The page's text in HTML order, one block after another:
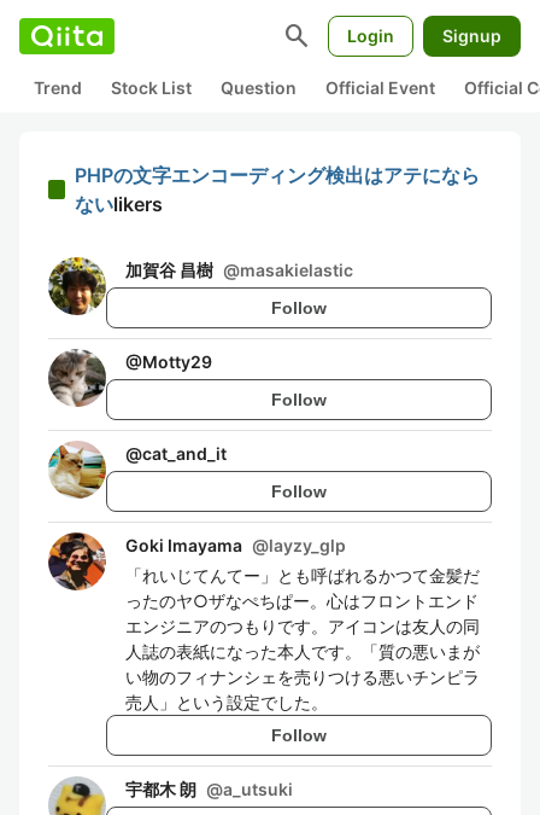
search Login Signup
Trend Stock List Question Official Event Official
PHPの文字エンコーディング検出はアテになら
ないlikers
加賀谷 昌樹 @masakielastic
Follow
@Motty29
Follow
@cat_and_it
Follow
Goki Imayama @layzy_glp
「れいじてんてー」とも呼ばれるかつて金髪だ
ったのヤ○ザなぺちぱー。心はフロントエンド
エンジニアのつもりです。アイコンは友人の同
人誌の表紙になった本人です。「質の悪いまが
い物のフィナンシェを売りつける悪いチンピラ
売人」という設定でした。
Follow
宇都木 朗 @a_utsuki